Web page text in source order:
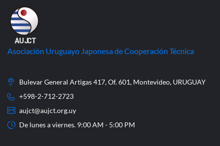
Asociación Uruguayo Japonesa de Cooperación Técnica
Bulevar General Artigas 417, Of. 601, Montevideo, URUGUAY
+598-2-712-2723
aujct@aujct.org.uy
De lunes a viernes. 9:00 AM - 5:00 PM